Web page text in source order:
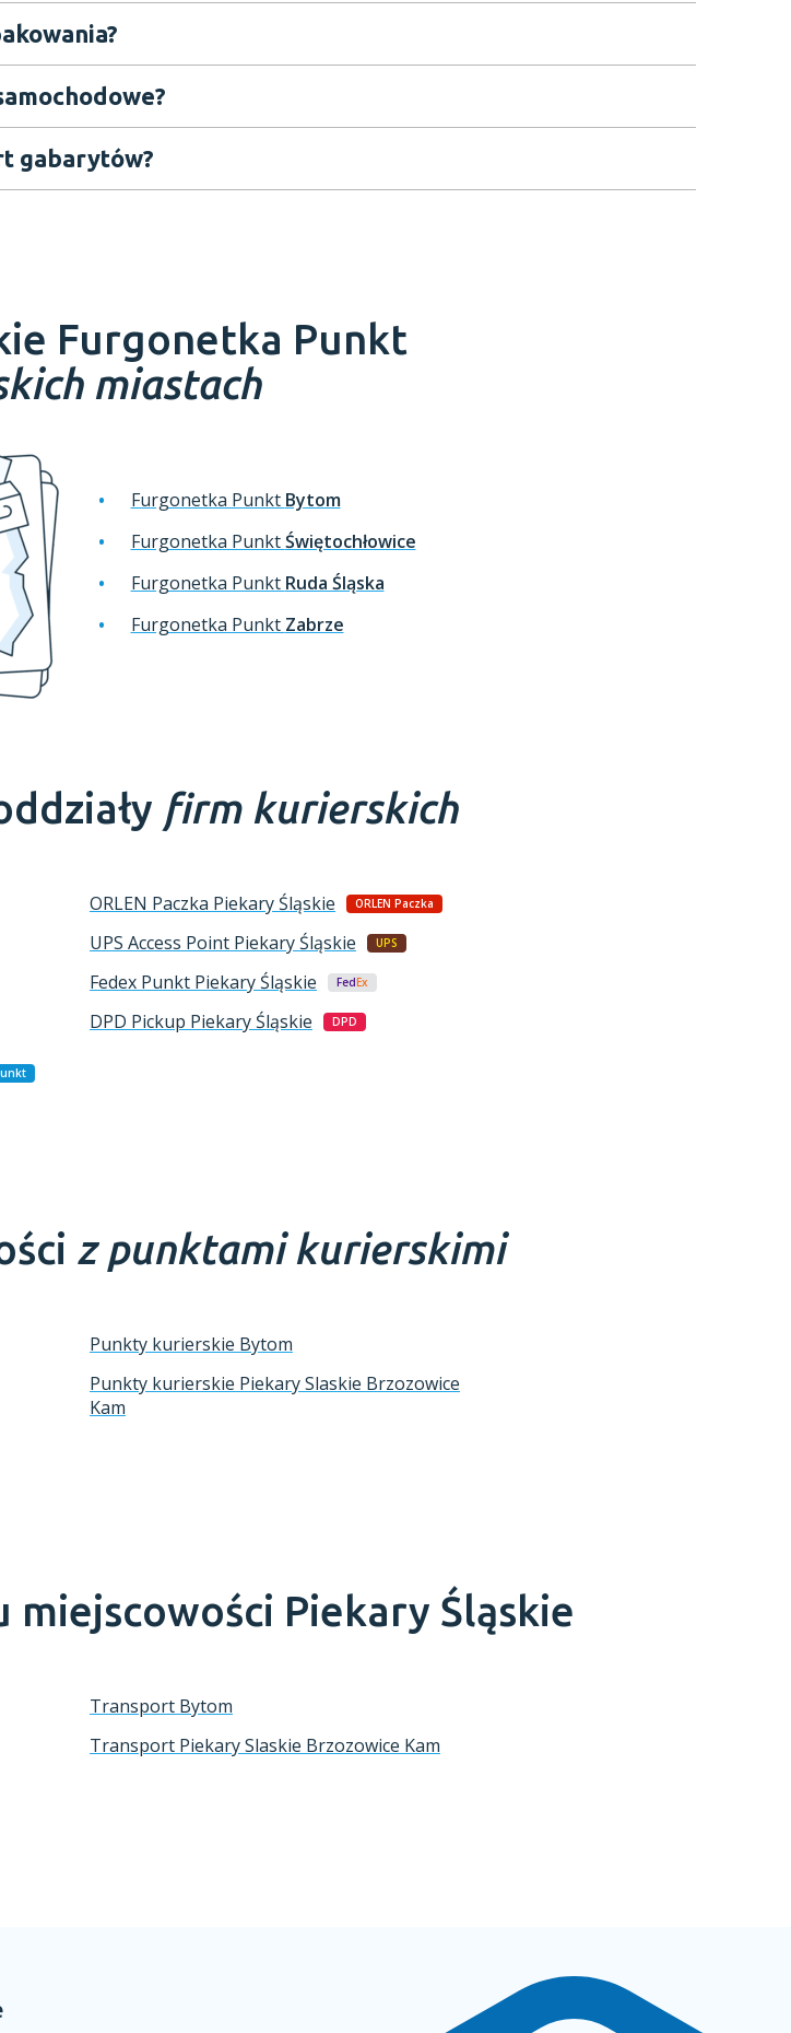
gabarytów?
Furgonetka Punkt
miastach
Furgonetka Punkt Bytom
Furgonetka PunktŚwiętochłowice
Furgonetka Punkt Ruda Śląska
Furgonetka Punkt Zabrze
firm kurierskich
ORLEN Paczka Piekary Śląskie ORLEN Paczka
UPS Access Point Piekary Śląskie UPS
Fedex Punkt Piekary Śląskie FedEx
DPD Pickup Piekary Śląskie DPD
z punktami kurierskimi
Punkty kurierskie Bytom
Punkty kurierskie Piekary Slaskie Brzozowice
Kam
Piekary Śląskie
Transport Bytom
Transport Piekary Slaskie Brzozowice Kam